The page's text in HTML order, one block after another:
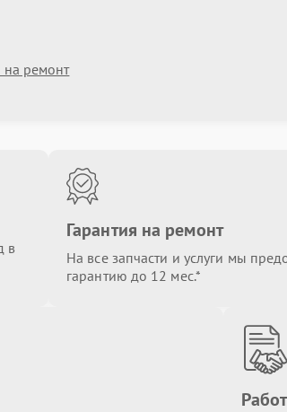
ремонт
в
Гарантия на ремонт
На все запчасти и услуги мы
гарантию до 12 мес.*